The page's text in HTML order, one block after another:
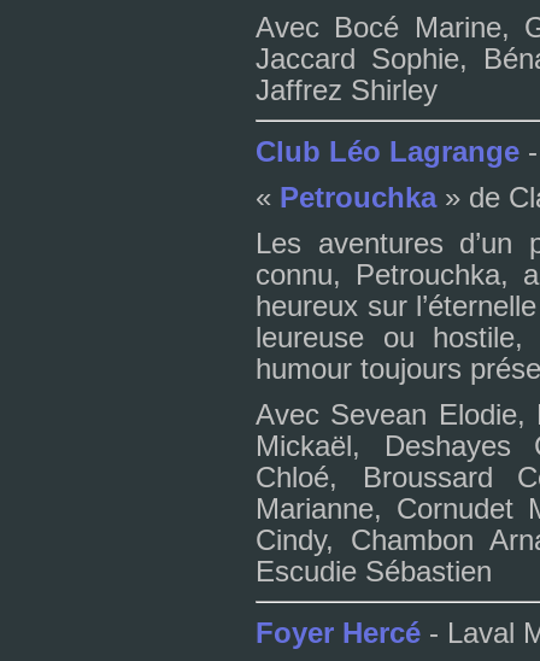
Avec Bocé Marine,
Jaccard Sophie,
Jaffrez Shirley
Club Léo Lagrange
« Petrouchka» de
Les aven­tu­res d’un
connu, Petrouchka,
heu­reux sur
leu­reuse ou hos­tile,
humour tou­jours
Avec Sevean Elodie,
Mickaël, Deshayes
Chloé, Broussard
Marianne, Cornudet
Cindy, Chambon
Escudie Sébastien
Foyer Hercé - Laval